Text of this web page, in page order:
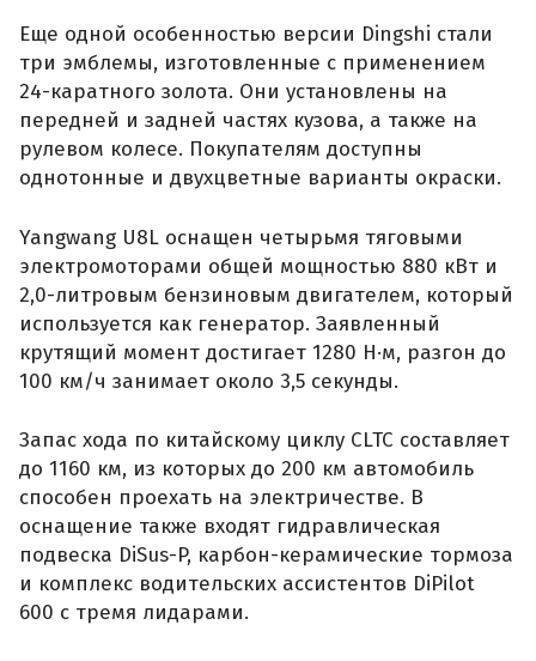
Еще одной особенностью версии Dingshi стали
три эмблемы, изготовленные с применением
24-каратного золота. Они установлены на
передней и задней частях кузова, а также на
рулевом колесе. Покупателям доступны
однотонные и двухцветные варианты окраски.
Yangwang U8L оснащен четырьмя тяговыми
электромоторами общей мощностью 880 кВт и
2,0-литровым бензиновым двигателем, который
используется как генератор. Заявленный
крутящий момент достигает 1280 Н·м, разгон до
100 км/ч занимает около 3,5 секунды.
Запас хода по китайскому циклу CLTC составляет
до 1160 км, из которых до 200 км автомобиль
способен проехать на электричестве. В
оснащение также входят гидравлическая
подвеска DiSus-P, карбон-керамические тормоза
и комплекс водительских ассистентов DiPilot
600 с тремя лидарами.